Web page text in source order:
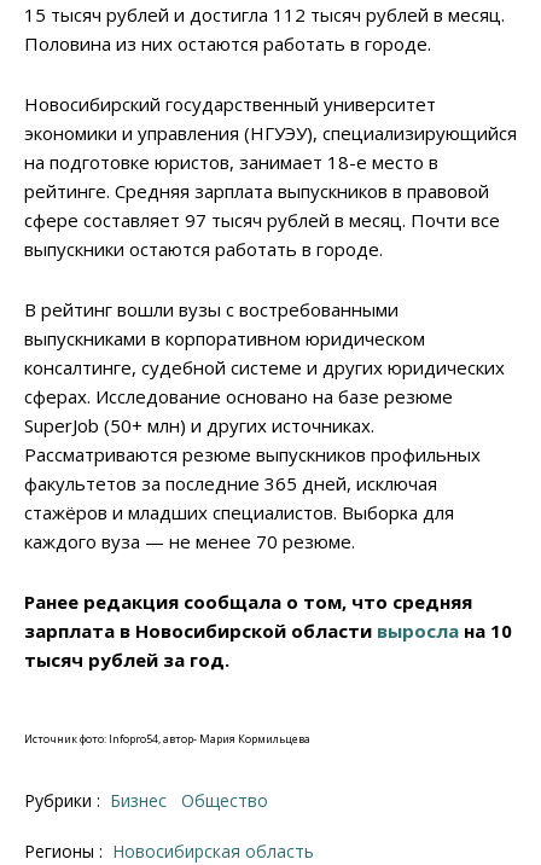
15 тысяч рублей и достигла 112 тысяч рублей в месяц.
Половина из них остаются работать в городе.
Новосибирский государственный университет
экономики и управления (НГУЭУ), специализирующийся
на подготовке юристов, занимает 18-е место в
рейтинге. Средняя зарплата выпускников в правовой
сфере составляет 97 тысяч рублей в месяц. Почти все
выпускники остаются работать в городе.
В рейтинг вошли вузы с востребованными
выпускниками в корпоративном юридическом
консалтинге, судебной системе и других юридических
сферах. Исследование основано на базе резюме
SuperJob (50+ млн) и других источниках.
Рассматриваются резюме выпускников профильных
факультетов за последние 365 дней, исключая
стажёров и младших специалистов. Выборка для
каждого вуза — не менее 70 резюме.
Ранее редакция сообщала о том, что средняя
зарплата в Новосибирской области выросла на 10
тысяч рублей за год.
Источник фото: Infopro54, автор- Мария Кормильцева
Рубрики : Бизнес Общество
Регионы : Новосибирская область